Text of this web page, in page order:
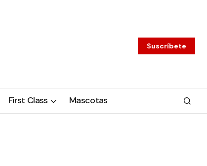
Suscríbete
First Class Mascotas